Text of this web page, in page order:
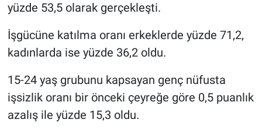
yüzde 53,5 olarak gerçekleşti.
İşgücüne katılma oranı erkeklerde yüzde 71,2,
kadınlarda ise yüzde 36,2 oldu.
15-24 yaş grubunu kapsayan genç nüfusta
işsizlik oranı bir önceki çeyreğe göre 0,5 puanlık
azalış ile yüzde 15,3 oldu.